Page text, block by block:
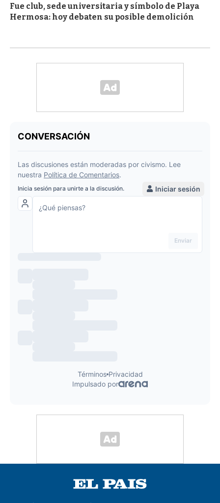
Fue club, sede universitaria y símbolo de Playa
Hermosa: hoy debaten su posible demolición